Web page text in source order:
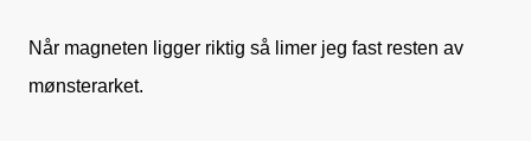
Når magneten ligger riktig så limer jeg fast resten av
mønsterarket.